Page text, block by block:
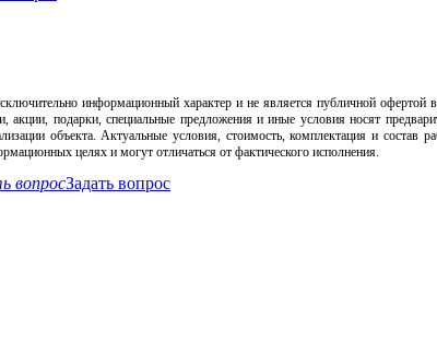
информационный характер и не является публичной офертой
акции, подарки, специальные предложения и иные условия носят
объекта. Актуальные условия, стоимость, комплектация и
целях и могут отличаться от фактического исполнения.
вопросЗадать вопрос